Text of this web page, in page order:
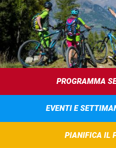
PROGRAMMA
EVENTI E
PIANIFICA IL